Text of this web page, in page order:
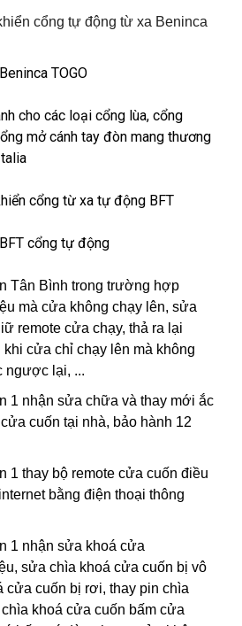
cổng tự động từ xa Beninca
TOGO
cho các loại cổng lùa, cổng
mở cánh tay đòn mang thương
cổng từ xa tự động BFT
cổng tự động
Tân Bình trong trường hợp
mà cửa không chạy lên, sửa
remote cửa chạy, thả ra lại
cửa chỉ chạy lên mà không
ngược lại, ...
1 nhận sửa chữa và thay mới ắc
cuốn tại nhà, bảo hành 12
1 thay bộ remote cửa cuốn điều
bằng điện thoại thông
1 nhận sửa khoá cửa
sửa chìa khoá cửa cuốn bị vô
cửa cuốn bị rơi, thay pin chìa
khoá cửa cuốn bấm cửa